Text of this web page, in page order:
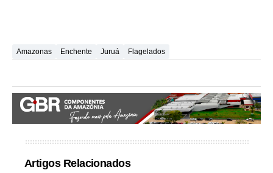
Amazonas Enchente Juruá Flagelados
Artigos Relacionados